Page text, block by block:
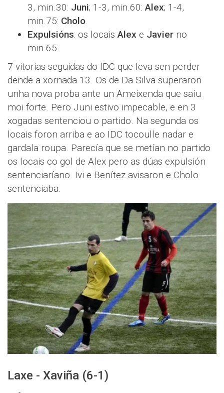
3, min.30: Juni; 1-3, min.60:Alex; 1-4,
min.75: Cholo.
Expulsións: os locaisAlex e Javier no
min.65.
7 vitorias seguidas do IDC que leva sen perder
dende a xornada 13. Os de Da Silva superaron
unha nova proba ante un Ameixenda que saíu
moi forte. Pero Juni estivo impecable, e en 3
xogadas sentenciou o partido. Na segunda os
locais foron arriba e ao IDC tocoulle nadar e
gardala roupa. Parecía que se metían no partido
os locais co gol de Alex pero as dúas expulsión
sentenciaríano. Ivi e Benítez avisaron e Cholo
sentenciaba.
Laxe - Xaviña (6-1)